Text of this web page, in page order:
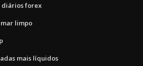
diários forex
limpo
mais líquidos